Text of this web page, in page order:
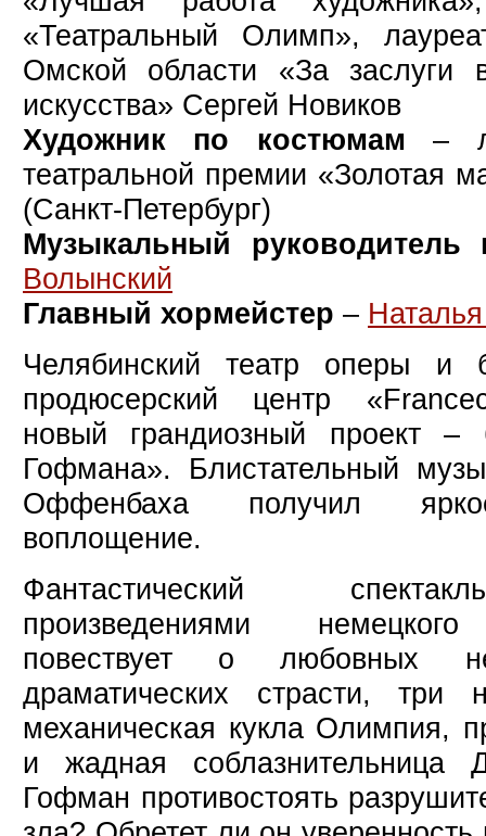
«Театральный Олимп»,
Омской области «За заслуги
искусства» Сергей Новиков
Художник по костюмам –
театральной премии «Золотая
(Санкт-Петербург)
Музыкальный руководитель
Волынский
Главный хормейстер –
Челябинский театр оперы и
продюсерский центр
новый грандиозный проект –
Гофмана». Блистательный
Оффенбаха получил
воплощение.
Фантастический
произведениями немецкого
повествует о любовных
драматических страсти, три
механическая кукла Олимпия,
и жадная соблазнительница
Гофман противостоять